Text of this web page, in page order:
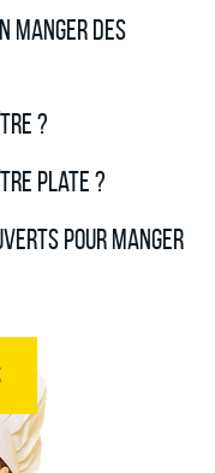
manger des
?
plate ?
pour manger